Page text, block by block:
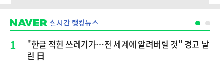
실시간 랭킹뉴스
1
"한글 적힌 쓰레기가…전 세계에 알려버릴 것" 경고 날
린 日